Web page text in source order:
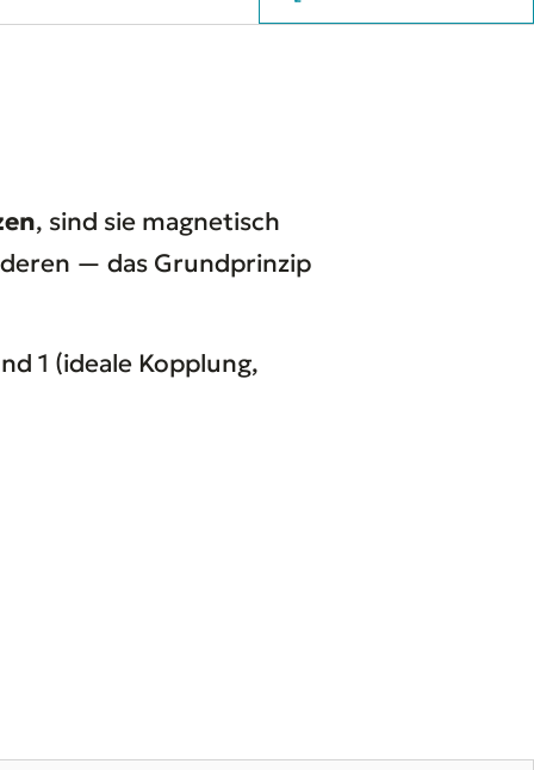
, sind sie magnetisch
— das Grundprinzip
1 (ideale Kopplung,